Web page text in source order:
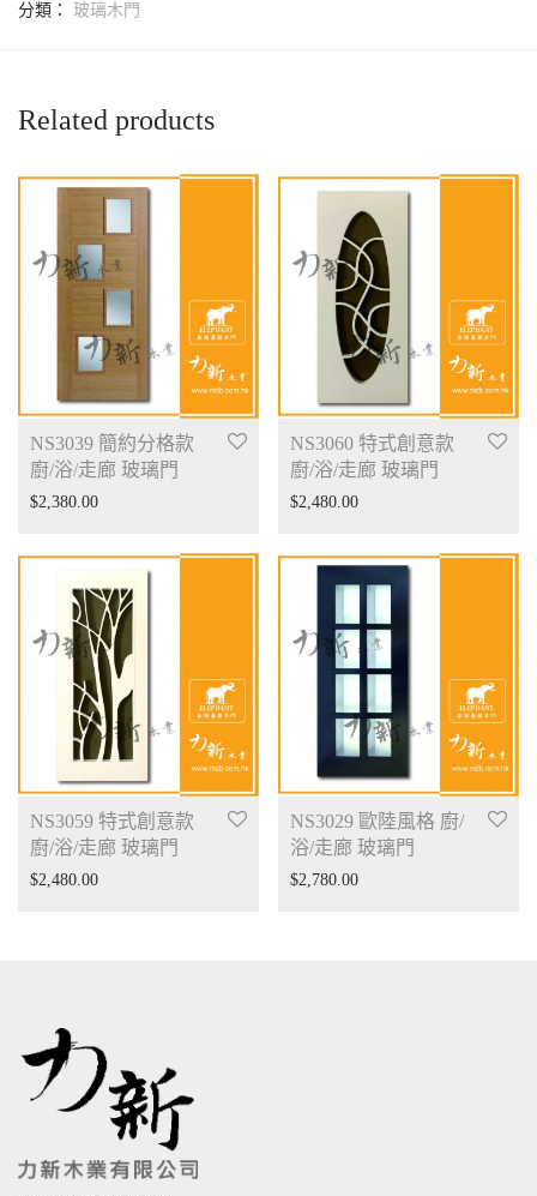
分類： 玻璃木門
Related products
NS3039 簡約分格款
廚/浴/走廊 玻璃門
$2,380.00
NS3060 特式創意款
廚/浴/走廊 玻璃門
$2,480.00
NS3059 特式創意款
廚/浴/走廊 玻璃門
$2,480.00
NS3029 歐陸風格 廚/
浴/走廊 玻璃門
$2,780.00